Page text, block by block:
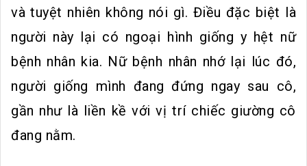
và tuyệt nhiên không nói gì. Điều đặc biệt là
người này lại có ngoại hình giống y hệt nữ
bệnh nhân kia. Nữ bệnh nhân nhớ lại lúc đó,
người giống mình đang đứng ngay sau cô,
gần như là liền kề với vị trí chiếc giường cô
đang nằm.